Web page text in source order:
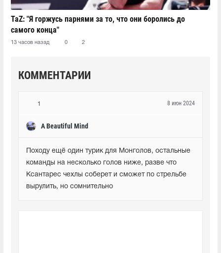
TaZ: "Я горжусь парнями за то, что они боролись до
самого конца"
13 часов назад 0 2
КОММЕНТАРИИ
1
A Beautiful Mind
8 июн 2024
Походу ещё один турик для Монголов, остальные
команды на несколько голов ниже, разве что
Ксантарес чехлы соберет и сможет по стрельбе
вырулить, но сомнительно